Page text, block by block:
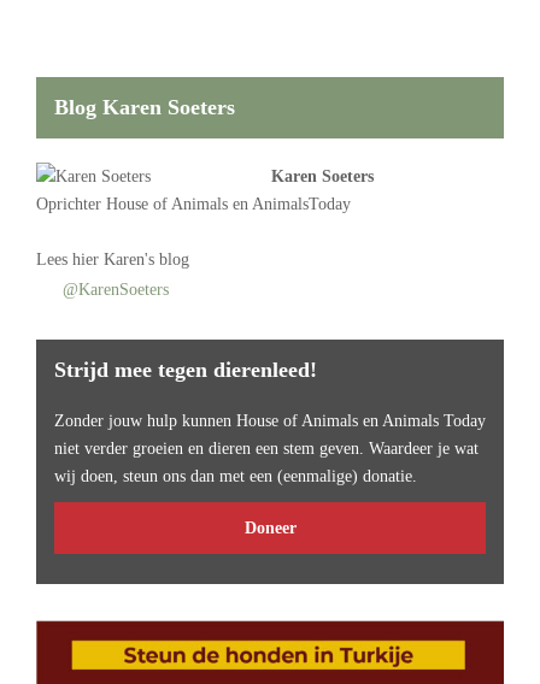
Blog Karen Soeters
Karen Soeters
Oprichter House of Animals en AnimalsToday
Lees hier Karen's blog
@KarenSoeters
Strijd mee tegen dierenleed!
Zonder jouw hulp kunnen House of Animals en Animals Today
niet verder groeien en dieren een stem geven. Waardeer je wat
wij doen, steun ons dan met een (eenmalige) donatie.
Doneer